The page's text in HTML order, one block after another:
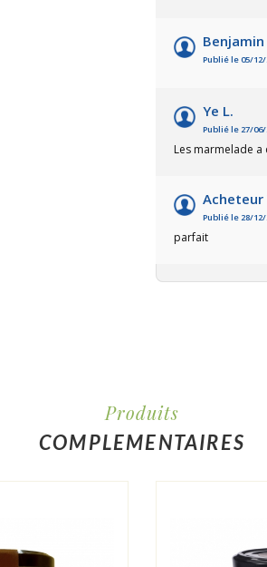
Benjamin
Publié le 05/12/
Ye L.
Publié le 27/06/
Les marmelade
Acheteur
Publié le 28/12/
parfait
Produits
COMPLEMENTAIRES